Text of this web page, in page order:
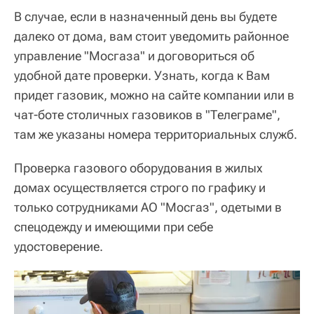
В случае, если в назначенный день вы будете
далеко от дома, вам стоит уведомить районное
управление "Мосгаза" и договориться об
удобной дате проверки. Узнать, когда к Вам
придет газовик, можно на сайте компании или в
чат-боте столичных газовиков в "Телеграме",
там же указаны номера территориальных служб.
Проверка газового оборудования в жилых
домах осуществляется строго по графику и
только сотрудниками АО "Мосгаз", одетыми в
спецодежду и имеющими при себе
удостоверение.